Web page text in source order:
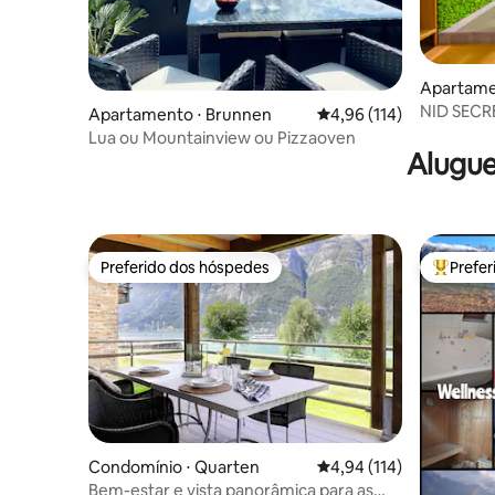
Apartamento ⋅ Brunnen 4,96 de uma avaliação
4,96 (114)
Lua ou Mountainview ou Pizzaoven
NID
Preferido dos hóspedes
Preferido dos hóspedes
Condomínio ⋅ Quarten 4,94 de uma avaliação
4,94 (114)
Bem-estar e vista panorâmica para as
Entre